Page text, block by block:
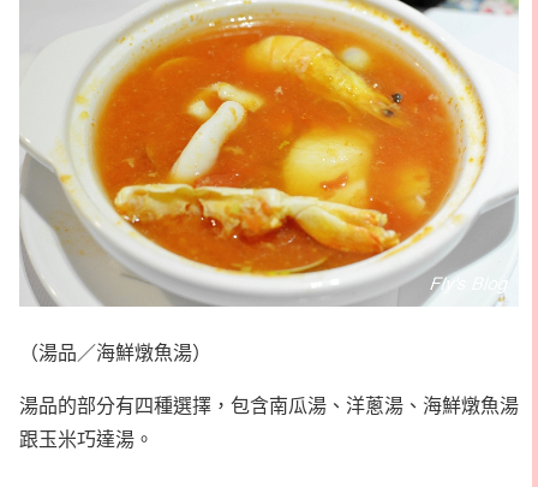
（湯品／海鮮燉魚湯）
湯品的部分有四種選擇，包含南瓜湯、洋蔥湯、海鮮燉魚湯
跟玉米巧達湯。